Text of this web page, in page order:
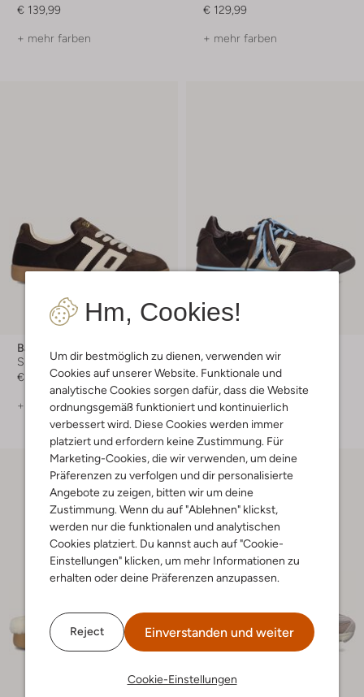
Hm, Cookies!
Um dir bestmöglich zu dienen, verwenden wir
Cookies auf unserer Website. Funktionale und
analytische Cookies sorgen dafür, dass die Website
ordnungsgemäß funktioniert und kontinuierlich
verbessert wird. Diese Cookies werden immer
platziert und erfordern keine Zustimmung. Für
Marketing-Cookies, die wir verwenden, um deine
Präferenzen zu verfolgen und dir personalisierte
Angebote zu zeigen, bitten wir um deine
Zustimmung. Wenn du auf "Ablehnen" klickst,
werden nur die funktionalen und analytischen
Cookies platziert. Du kannst auch auf "Cookie-
Einstellungen" klicken, um mehr Informationen zu
erhalten oder deine Präferenzen anzupassen.
Reject Einverstanden und weiter
Cookie-Einstellungen
€ 139,99
+ mehr farben
€ 129,99
+ mehr farben
Back70
Sneaker Low
€ 149,99
+ mehr farben
Sneaker Low
€ 149,99
+ mehr farben